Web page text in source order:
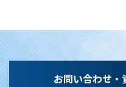
お問い合わせ・